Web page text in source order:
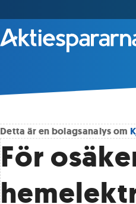
Detta är en bolagsanalys om
För